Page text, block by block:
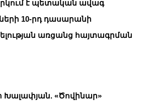
է պետական ավագ
10-րդ դասարանի
առցանց հայտագրման
Խալափյան. «Ծովինար»